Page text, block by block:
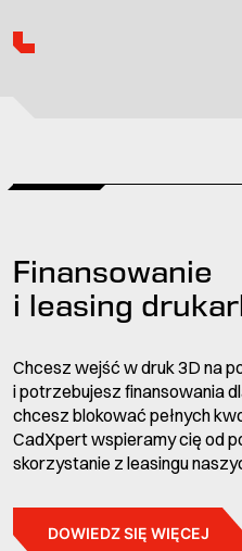
Finansowanie
i leasing
Chcesz wejść w druk 3D na
i potrzebujesz finansowania
chcesz blokować pełnych
CadXpert wspieramy cię od
skorzystanie z leasingu
DOWIEDZ SIĘ WIĘCEJ